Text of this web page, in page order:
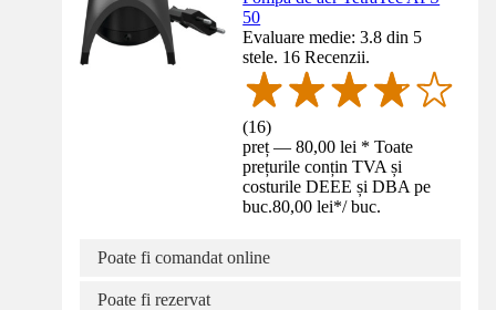
50
Evaluare medie: 3.8 din 5
stele. 16 Recenzii.
(16)
preț — 80,00 lei * Toate
prețurile conțin TVA și
costurile DEEE și DBA pe
buc.80,00 lei*/ buc.
Poate fi comandat online
Poate fi rezervat